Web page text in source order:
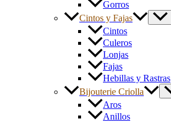
Gorros
Cintos y Fajas
Cintos
Culeros
Lonjas
Fajas
Hebillas y Rastras
Bijouterie Criolla
Aros
Anillos